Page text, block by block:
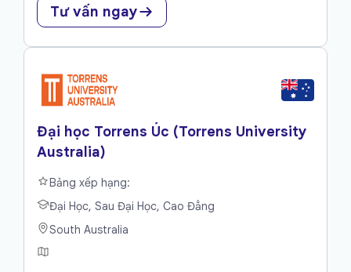
Tư vấn ngay
Đại học Torrens Úc (Torrens University
Australia)
Bảng xếp hạng:
Đại Học, Sau Đại Học, Cao Đẳng
South Australia